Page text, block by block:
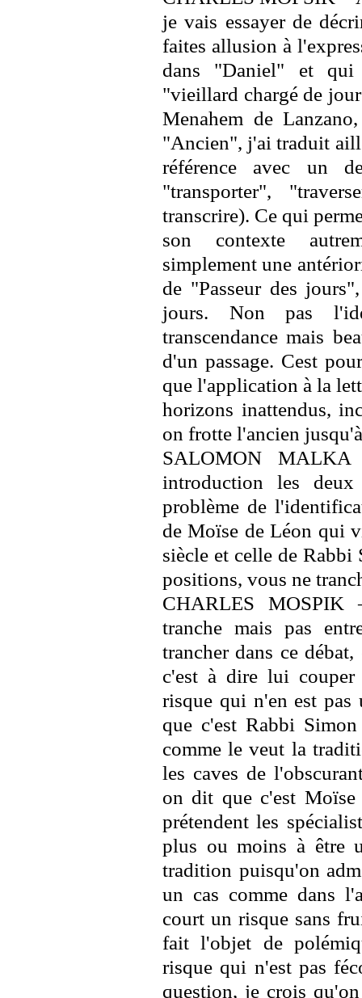
je vais essayer de
faites allusion à
dans "Daniel" et qui
"vieillard chargé de
Menahem de
"Ancien", j'ai traduit
référence avec un
"transporter",
transcrire). Ce qui
son contexte
simplement une
de "Passeur des
jours. Non pas
transcendance mais
d'un passage. Cest
que l'application à la
horizons inattendus,
on frotte l'ancien
SALOMON
introduction les
problème de
de Moïse de Léon qui
siècle et celle de Rabbi
positions, vous ne
CHARLES
tranche mais pas
trancher dans ce
c'est à dire lui
risque qui n'en est
que c'est Rabbi
comme le veut la
les caves de
on dit que c'est
prétendent les
plus ou moins à être
tradition puisqu'on
un cas comme dans
court un risque sans
fait l'objet de
risque qui n'est pas
question, je crois